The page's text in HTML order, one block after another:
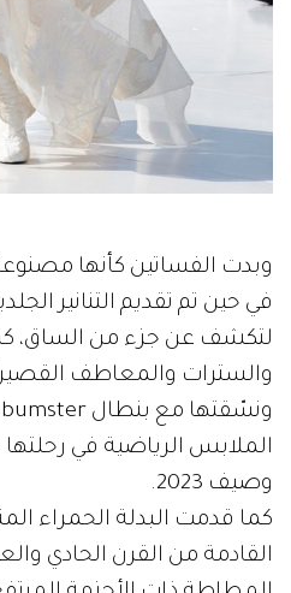
وبدت الفساتين كأنها
في حين تم تقديم التنانير
لتكشف عن جزء من الساق،
والسترات والمعاطف
الملابس الرياضية في
وصيف 2023.
كما قدمت البدلة الحمراء
القادمة من القرن الحادي